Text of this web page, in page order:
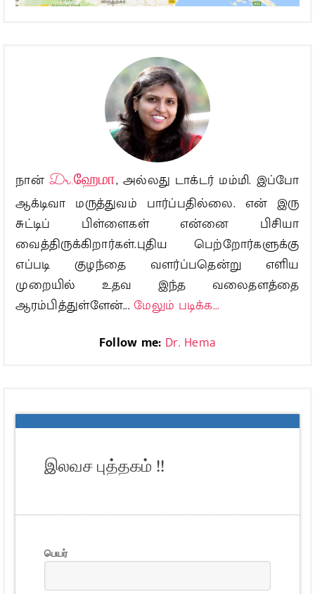
நான்Dr.ஹேமா, அல்லது டாக்டர் மம்மி. இப்போ
ஆக்டிவா மருத்துவம் பார்ப்பதில்லை. என் இரு
சுட்டிப் பிள்ளைகள் என்னை பிசியா
வைத்திருக்கிறார்கள்.புதிய பெற்றோர்களுக்கு
எப்படி குழந்தை வளர்ப்பதென்று எளிய
முறையில் உதவ இந்த வலைதளத்தை
ஆரம்பித்துள்ளேன்...மேலும் படிக்க...
Follow me: Dr. Hema
இலவச புத்தகம் !!
பெயர்